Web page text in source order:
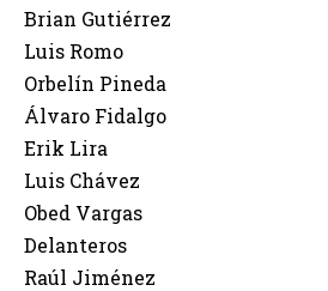
Brian Gutiérrez
Luis Romo
Orbelín Pineda
Álvaro Fidalgo
Erik Lira
Luis Chávez
Obed Vargas
Delanteros
Raúl Jiménez